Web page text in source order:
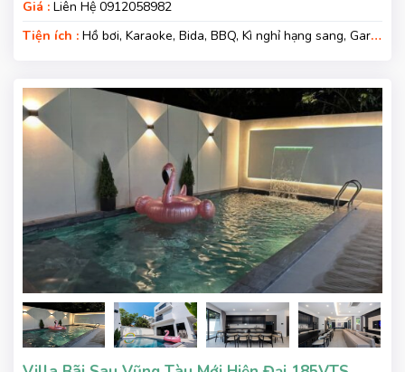
Giá : Liên Hệ 0912058982
Tiện ích : Hồ bơi, Karaoke, Bida, BBQ, Kì nghỉ hạng sang, Gara